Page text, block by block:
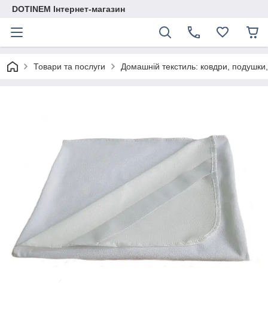
DOTINEM Інтернет-магазин
Товари та послуги Домашній текстиль: ковдри,